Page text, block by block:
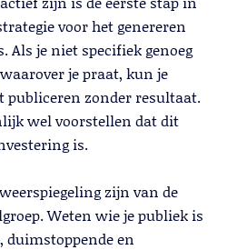
voor het genereren
Als je niet specifiek genoeg
je praat, kun je
publiceren zonder resultaat.
wel voorstellen dat dit
is.
zijn van de
Weten wie je publiek is
duimstoppende en
Calling
meer